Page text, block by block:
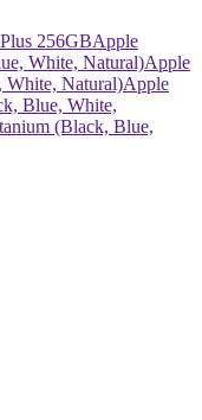
256GBApple
White, Natural)Apple
White, Natural)Apple
Blue, White,
(Black, Blue,